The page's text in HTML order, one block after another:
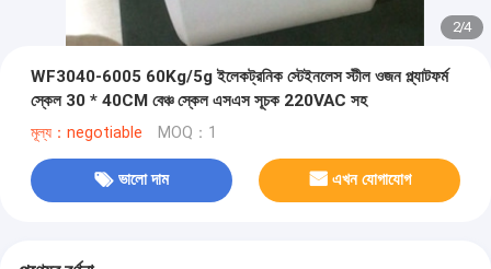
2/4
WF3040-6005 60Kg/5g ইলেকট্রনিক স্টেইনলেস স্টীল ওজন প্ল্যাটফর্ম
স্কেল 30 * 40CM বেঞ্চ স্কেল এসএস সূচক 220VAC সহ
মূল্য：negotiable MOQ：1
ভালো দাম এখন যোগাযোগ